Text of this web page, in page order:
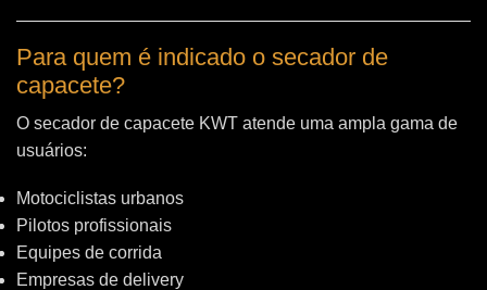
Para quem é indicado o secador de
capacete?
O secador de capacete KWT atende uma ampla gama de
usuários:
Motociclistas urbanos
Pilotos profissionais
Equipes de corrida
Empresas de delivery